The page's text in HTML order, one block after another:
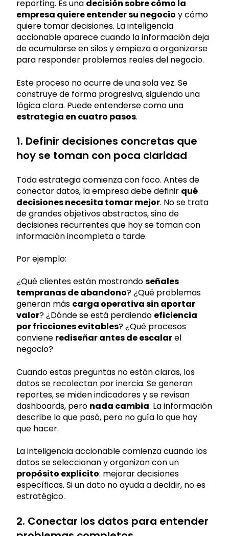
reporting. Es una decisión sobre cómo la
empresa quiere entender su negocio y cómo
quiere tomar decisiones. La inteligencia
accionable aparece cuando la información deja
de acumularse en silos y empieza a organizarse
para responder problemas reales del negocio.
Este proceso no ocurre de una sola vez. Se
construye de forma progresiva, siguiendo una
lógica clara. Puede entenderse como una
estrategia en cuatro pasos.
1. Definir decisiones concretas que
hoy se toman con poca claridad
Toda estrategia comienza con foco. Antes de
conectar datos, la empresa debe definir qué
decisiones necesita tomar mejor. No se trata
de grandes objetivos abstractos, sino de
decisiones recurrentes que hoy se toman con
información incompleta o tarde.
Por ejemplo:
¿Qué clientes están mostrandoseñales
tempranas de abandono? ¿Qué problemas
generan más carga operativa sin aportar
valor? ¿Dónde se está perdiendo eficiencia
por fricciones evitables? ¿Qué procesos
conviene rediseñar antes de escalarel
negocio?
Cuando estas preguntas no están claras, los
datos se recolectan por inercia. Se generan
reportes, se miden indicadores y se revisan
dashboards, pero nada cambia. La información
describe lo que pasó, pero no guía lo que hay
que hacer.
La inteligencia accionable comienza cuando los
datos se seleccionan y organizan con un
propósito explícito: mejorar decisiones
específicas. Si un dato no ayuda a decidir, no es
estratégico.
2. Conectar los datos para entender